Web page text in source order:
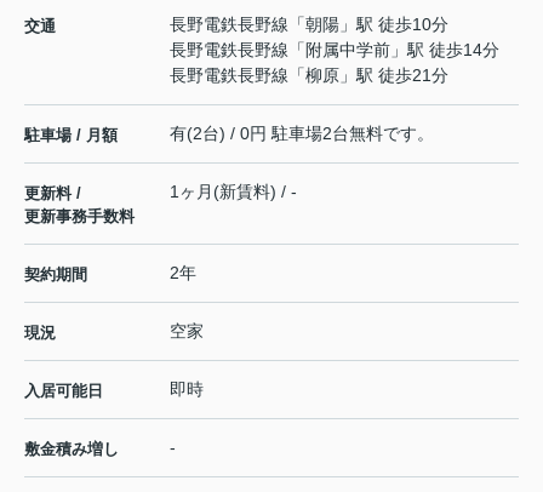
交通 長野電鉄長野線 「朝陽 」駅 徒歩10分
長野電鉄長野線 「 附属中学前 」駅 徒歩14分
長野電鉄長野線 「柳原 」駅 徒歩21分
駐車場 / 月額 有(2台) / 0円 駐車場2台無料です。
更新料 /
更新事務手数料
1ヶ月(新賃料) / -
契約期間 2年
現況 空家
入居可能日 即時
敷金積み増し -